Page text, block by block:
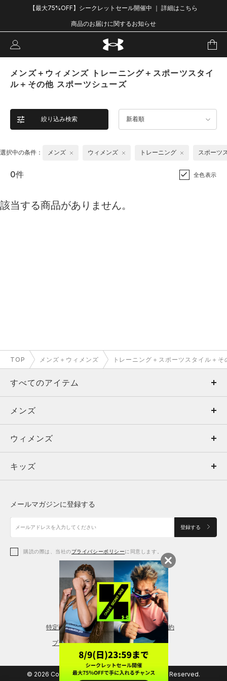
【最大75%OFF】シークレットセール開催中 ｜ 詳細はこちら
商品のお届けに関するお知らせ
メンズ＋ウィメンズ トレーニング＋スポーツスタイ
ル＋その他 スポーツシューズ
絞り込み検索 新着順
選択中の条件： メンズ ウィメンズ トレーニング スポーツ
0件 全色表示
該当する商品がありません。
TOP メンズ＋ウィメンズ トレーニング＋スポーツスタイル＋そ
すべてのアイテム
メンズ
ウィメンズ
キッズ
アクセサリー
メンズ
トップス
ボトムス
アクセサリー
ウィメンズ
トップス
シューズ
アクセサリー
レギンス＆タイツ
キッズ
シューズ
メールマガジンに登録する
登録する
購読の際は、当社のプライバシーポリシーに同意します。
特定商取引法に基づく通販の表記 会員規約
プライバシーポリシー
© 2026 Copyright DOME Corporation. All Rights Reserved.